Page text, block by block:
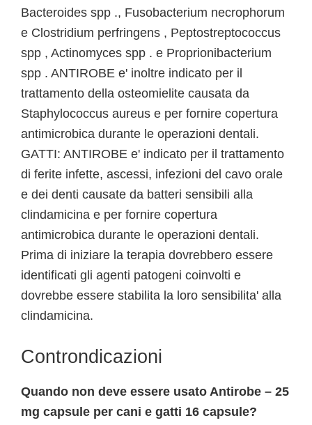
Bacteroides spp ., Fusobacterium necrophorum
e Clostridium perfringens , Peptostreptococcus
spp , Actinomyces spp . e Proprionibacterium
spp . ANTIROBE e' inoltre indicato per il
trattamento della osteomielite causata da
Staphylococcus aureus e per fornire copertura
antimicrobica durante le operazioni dentali.
GATTI: ANTIROBE e' indicato per il trattamento
di ferite infette, ascessi, infezioni del cavo orale
e dei denti causate da batteri sensibili alla
clindamicina e per fornire copertura
antimicrobica durante le operazioni dentali.
Prima di iniziare la terapia dovrebbero essere
identificati gli agenti patogeni coinvolti e
dovrebbe essere stabilita la loro sensibilita' alla
clindamicina.
Controndicazioni
Quando non deve essere usato Antirobe – 25
mg capsule per cani e gatti 16 capsule?